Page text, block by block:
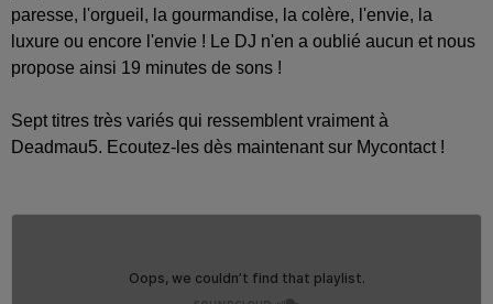
paresse, l'orgueil, la gourmandise, la colère, l'envie, la
luxure ou encore l'envie ! Le DJ n'en a oublié aucun et nous
propose ainsi 19 minutes de sons !
Sept titres très variés qui ressemblent vraiment à
Deadmau5. Ecoutez-les dès maintenant sur Mycontact !